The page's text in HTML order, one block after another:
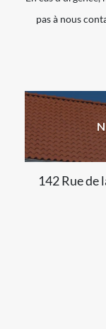
pas à nous
142 Rue de